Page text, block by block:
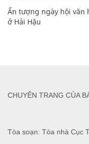
Ấn tượng ngày hội văn
ở Hải Hậu
Tòa soạn: Tòa nhà Cục
CHUYÊN TRANG CỦA